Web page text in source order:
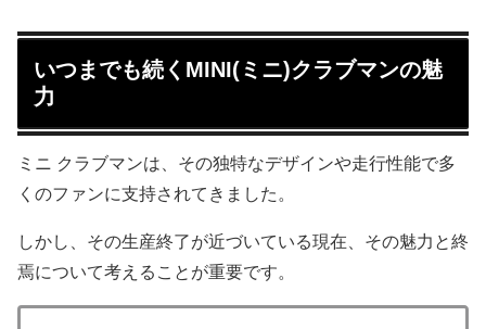
いつまでも続くMINI(ミニ)クラブマンの魅
力
ミニ クラブマンは、その独特なデザインや走行性能で多
くのファンに支持されてきました。
しかし、その生産終了が近づいている現在、その魅力と終
焉について考えることが重要です。